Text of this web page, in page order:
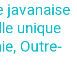
javanaise
unique
Outre-